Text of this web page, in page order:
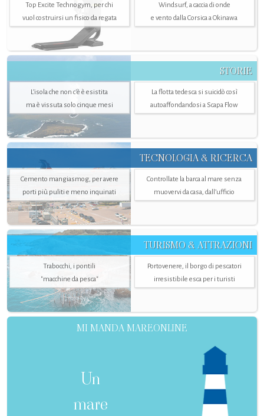
Top Excite Technogym, per chi
vuol costruirsi un fisico da regata
Windsurf, a caccia di onde
e vento dalla Corsica a Okinawa
STORIE
L’isola che non c'è è esistita
ma è vissuta solo cinque mesi
La flotta tedesca si suicidò così
autoaffondandosi a Scapa Flow
TECNOLOGIA & RICERCA
Cemento mangiasmog, per avere
porti più puliti e meno inquinati
Controllate la barca al mare senza
muovervi da casa, dall’ufficio
TURISMO & ATTRAZIONI
Trabocchi, i pontili
"macchine da pesca"
Portovenere, il borgo di pescatori
irresistibile esca per i turisti
MI MANDA MAREONLINE
Un
mare